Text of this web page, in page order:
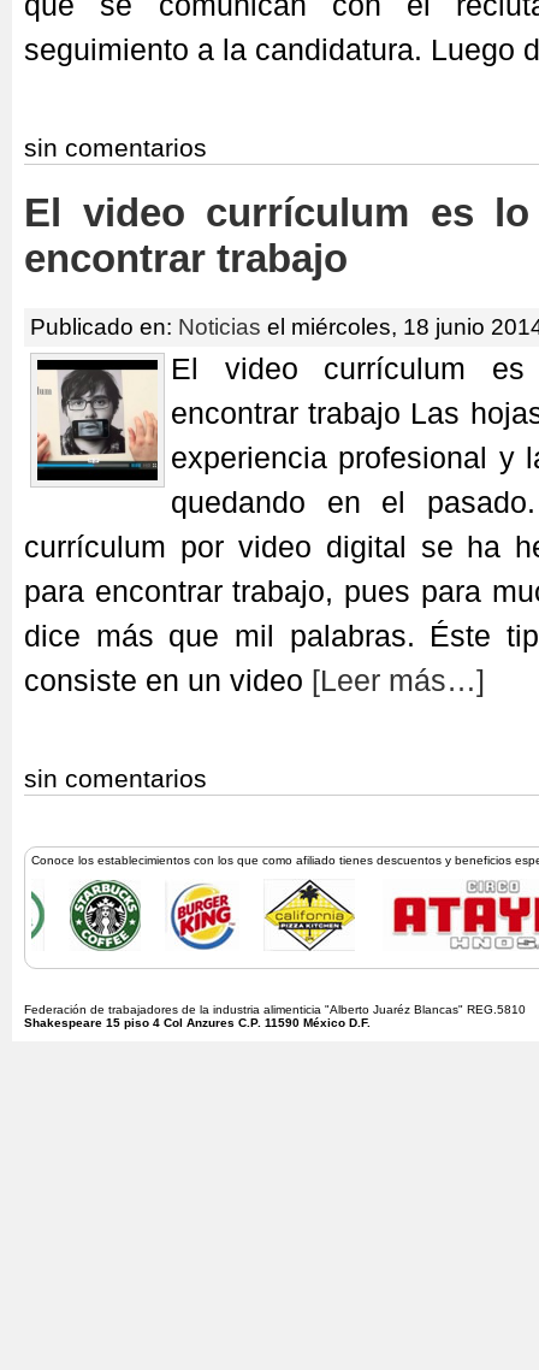
seguimiento a la candidatura. Luego
sin comentarios
El video currículum es
encontrar trabajo
Publicado en: Noticias el miércoles, 18 junio
El video currículum
encontrar trabajo Las
experiencia profesional y
quedando en el
currículum por video digital se ha
para encontrar trabajo, pues para
dice más que mil palabras. Éste
consiste en un video [Leer más…]
sin comentarios
Conoce los establecimientos con los que como afiliado tienes descuentos y beneficios
Federación de trabajadores de la industria alimenticia "Alberto Juaréz Blancas" REG.5810
Shakespeare 15 piso 4 Col Anzures C.P. 11590 México D.F.